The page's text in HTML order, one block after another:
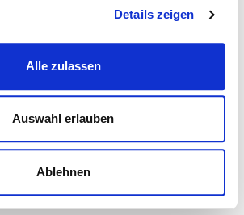
Details zeigen
Alle zulassen
Auswahl erlauben
Ablehnen